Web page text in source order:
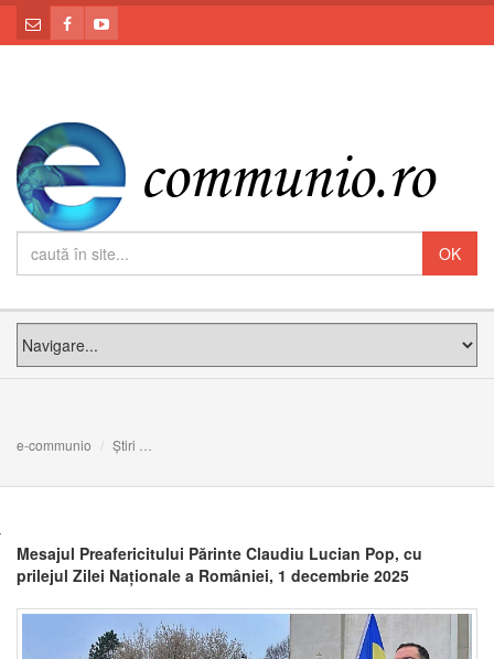
e-communio Știri
Mesajul Preafericitului Părinte Claudiu Lucian Pop, cu
prilejul Zilei Naționale a României, 1 decembrie 2025